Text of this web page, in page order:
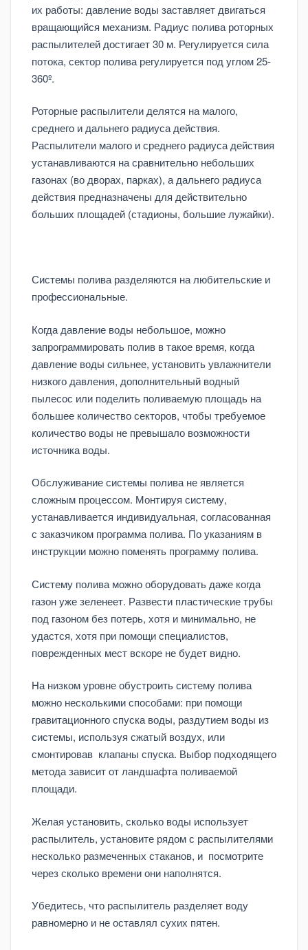
их работы: давление воды заставляет двигаться
вращающийся механизм. Радиус полива роторных
распылителей достигает 30 м. Регулируется сила
потока, сектор полива регулируется под углом 25-
360º.
Роторные распылители делятся на малого,
среднего и дальнего радиуса действия.
Распылители малого и среднего радиуса действия
устанавливаются на сравнительно небольших
газонах (во дворах, парках), а дальнего радиуса
действия предназначены для действительно
больших площадей (стадионы, большие лужайки).
Системы полива разделяются на любительские и
профессиональные.
Когда давление воды небольшое, можно
запрограммировать полив в такое время, когда
давление воды сильнее, установить увлажнители
низкого давления, дополнительный водный
пылесос или поделить поливаемую площадь на
большее количество секторов, чтобы требуемое
количество воды не превышало возможности
источника воды.
Обслуживание системы полива не является
сложным процессом. Монтируя систему,
устанавливается индивидуальная, согласованная
с заказчиком программа полива. По указаниям в
инструкции можно поменять программу полива.
Систему полива можно оборудовать даже когда
газон уже зеленеет. Развести пластические трубы
под газоном без потерь, хотя и минимально, не
удастся, хотя при помощи специалистов,
поврежденных мест вскоре не будет видно.
На низком уровне обустроить систему полива
можно несколькими способами: при помощи
гравитационного спуска воды, раздутием воды из
системы, используя сжатый воздух, или
смонтировав клапаны спуска. Выбор подходящего
метода зависит от ландшафта поливаемой
площади.
Желая установить, сколько воды использует
распылитель, установите рядом с распылителями
несколько размеченных стаканов, и посмотрите
через сколько времени они наполнятся.
Убедитесь, что распылитель разделяет воду
равномерно и не оставлял сухих пятен.